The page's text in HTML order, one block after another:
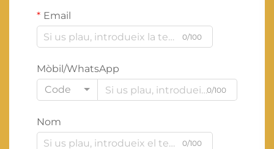
Email
0/100
Mòbil/WhatsApp
Code
0/100
Nom
0/100